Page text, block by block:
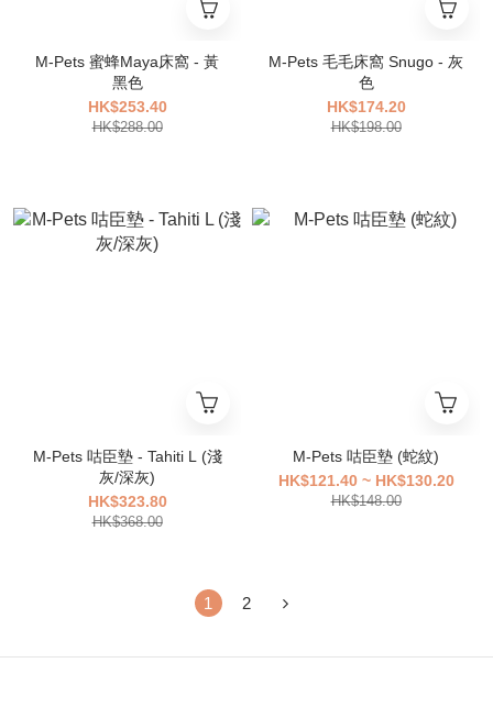
M-Pets 蜜蜂Maya床窩 - 黃
黑色
HK$253.40
HK$288.00
M-Pets 毛毛床窩 Snugo - 灰
色
HK$174.20
HK$198.00
M-Pets 咕臣墊 - Tahiti L (淺
灰/深灰)
HK$323.80
HK$368.00
M-Pets 咕臣墊 (蛇紋)
HK$121.40 ~ HK$130.20
HK$148.00
1 2